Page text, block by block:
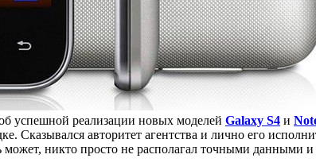
успешной реализации новых моделей Galaxy S4 и
Сказывался авторитет агентства и лично его
никто просто не располагал точными данными